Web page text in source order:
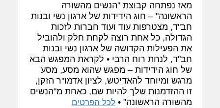
מאז נפתחה קבוצת "הנשים מהשורה
הראשונה" – חוג הידידות של ארגון נשי ובנות
חב"ד, מצטרפות עוד ועוד חברות לזכות
הגדולה, כל אחת רוצה לקחת חלק ולהוביל
את הפעילות הקדושה של ארגון נשי ובנות
חב"ד, לנחת רוח הרבי • לקראת המפגש הבא
של חוג הידידות – מפגש שהוא מסע, מסע
מרגש ומיוחד להאדיטש, לציון אדמו"ר הזקן,
זו ההזדמנות שלך להיות שם, כאחת מ"הנשים
מהשורה הראשונה" •לכל הפרטים